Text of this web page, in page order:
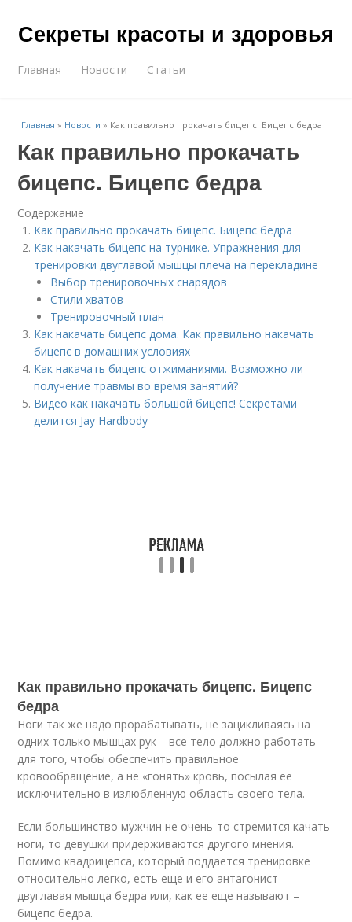
Секреты красоты и здоровья
Главная Новости Статьи
Главная » Новости » Как правильно прокачать бицепс. Бицепс бедра
Как правильно прокачать
бицепс. Бицепс бедра
Содержание
Как правильно прокачать бицепс. Бицепс бедра
Как накачать бицепс на турнике. Упражнения для
тренировки двуглавой мышцы плеча на перекладине
Выбор тренировочных снарядов
Стили хватов
Тренировочный план
Как накачать бицепс дома. Как правильно накачать
бицепс в домашних условиях
Как накачать бицепс отжиманиями. Возможно ли
получение травмы во время занятий?
Видео как накачать большой бицепс! Секретами
делится Jay Hardbody
Как правильно прокачать бицепс. Бицепс
бедра
Ноги так же надо прорабатывать, не зацикливаясь на
одних только мышцах рук – все тело должно работать
для того, чтобы обеспечить правильное
кровообращение, а не «гонять» кровь, посылая ее
исключительно в излюбленную область своего тела.
Если большинство мужчин не очень-то стремится качать
ноги, то девушки придерживаются другого мнения.
Помимо квадрицепса, который поддается тренировке
относительно легко, есть еще и его антагонист –
двуглавая мышца бедра или, как ее еще называют –
бицепс бедра.